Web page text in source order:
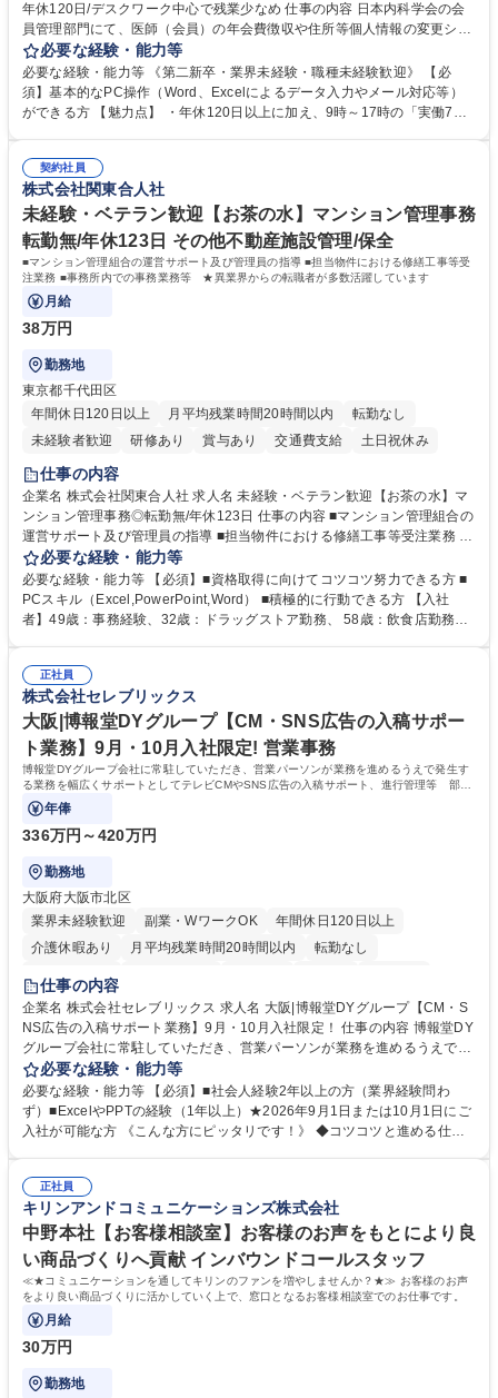
年休120日/デスクワーク中心で残業少なめ 仕事の内容 日本内科学会の会
員管理部門にて、医師（会員）の年会費徴収や住所等個人情報の変更シス
テム入力、電話・FAX対応をお任せします。将来的には、各種委員会の運
営事務局業務などにも幅広く携わっていただきます。 【会員管理・データ
入力業務】 ・医師（会員）の住所変更、個人情報のシステム登録・更新
・年会費の徴収管理や入金データの照合確認 【問い合わせ対応】 ・会員
年休120日/デスクワーク中心で残業少なめ
必要な経験・能力等
必要な経験・能力等 《第二新卒・業界未経験・職種未経験歓迎》 【必
須】基本的なPC操作（Word、Excelによるデータ入力やメール対応等）
ができる方 【魅力点】 ・年休120日以上に加え、9時～17時の「実働7時
整、資料作成、当日の運営サポート 学歴・資格 学歴：大学院 大学 語学
力： 資格：
契約社員
株式会社関東合人社
未経験・ベテラン歓迎【お茶の水】マンション管理事務
転勤無/年休123日 その他不動産施設管理/保全
■マンション管理組合の運営サポート及び管理員の指導 ■担当物件における修繕工事等受
注業務 ■事務所内での事務業務等 ★異業界からの転職者が多数活躍しています
月給
38万円
勤務地
東京都千代田区
年間休日120日以上
月平均残業時間20時間以内
転勤なし
未経験者歓迎
研修あり 賞与あり 交通費支給 土日祝休み
仕事の内容
企業名 株式会社関東合人社 求人名 未経験・ベテラン歓迎【お茶の水】マ
ンション管理事務◎転勤無/年休123日 仕事の内容 ■マンション管理組合の
運営サポート及び管理員の指導 ■担当物件における修繕工事等受注業務 ■
事務所内での事務業務等 ★異業界からの転職者が多数活躍しています
【年収補足】532万円 ＋別途インセンティヴで平均約100万円/年（昨年度
実績） ＋管理業務主任者資格手当50,000円/月 ★親会社である株式会社合
人社計画研究所社のグループ会社として、質の高いサービスと適性価格を
無/年休123日
必要な経験・能力等
必要な経験・能力等 【必須】■資格取得に向けてコツコツ努力できる方 ■
PCスキル（Excel,PowerPoint,Word） ■積極的に行動できる方 【入社
者】49歳：事務経験、32歳：ドラッグストア勤務、 58歳：飲食店勤務
得出来ております！ 【魅力】■フレックス制度、未経験からでも下限年収
を一律支給！ ■管理業務主任者資格取得後には50,000円/月の手当あり！
学歴・資格 学歴：大学院 大学 高専 短大 専修学校 高校 語学力： 資格：第
一種運転免許普通自動車
正社員
株式会社セレブリックス
大阪|博報堂DYグループ【CM・SNS広告の入稿サポー
ト業務】9月・10月入社限定! 営業事務
博報堂DYグループ会社に常駐していただき、営業パーソンが業務を進めるうえで発生す
る業務を幅広くサポートとしてテレビCMやSNS広告の入稿サポート、進行管理等 部内
アシスタントとしての業務をお任せします。
年俸
336万円～420万円
勤務地
大阪府大阪市北区
業界未経験歓迎
副業・WワークOK
年間休日120日以上
介護休暇あり
月平均残業時間20時間以内
転勤なし
未経験者歓迎
完全週休2日制
交通費支給 駅近5分以内
仕事の内容
企業名 株式会社セレブリックス 求人名 大阪|博報堂DYグループ【CM・S
NS広告の入稿サポート業務】9月・10月入社限定！ 仕事の内容 博報堂DY
グループ会社に常駐していただき、営業パーソンが業務を進めるうえで発
生する業務を幅広くサポートとしてテレビCMやSNS広告の入稿サポー
ト、進行管理等 部内アシスタントとしての業務をお任せします。 ◆得意
先との定例資料作成 ◆競合調査 ◆広告出稿の進行管理、確認 ◆広告出稿
後のデータ抽出と効果測定、資料作成 ◆TVCM放送枠の情報管理、不備確
ール対応 ◆常駐先に向けた事業拡大の提案 など 募集職種 大阪|博報堂DY
グループ【CM・SNS広告の入稿サポート業務】9月・10月入社限定！
必要な経験・能力等
必要な経験・能力等 【必須】■社会人経験2年以上の方（業界経験問わ
ず）■ExcelやPPTの経験（1年以上）★2026年9月1日または10月1日にご
入社が可能な方 《こんな方にピッタリです！》 ◆コツコツと進める仕事
ャリア・スキルUPを目指したい方 学歴・資格 学歴：大学院 大学 高専 短
大 専修学校 高校 語学力： 資格：
正社員
キリンアンドコミュニケーションズ株式会社
中野本社【お客様相談室】お客様のお声をもとにより良
い商品づくりへ貢献 インバウンドコールスタッフ
≪★コミュニケーションを通してキリンのファンを増やしませんか？★≫ お客様のお声
をより良い商品づくりに活かしていく上で、窓口となるお客様相談室でのお仕事です。
月給
30万円
勤務地